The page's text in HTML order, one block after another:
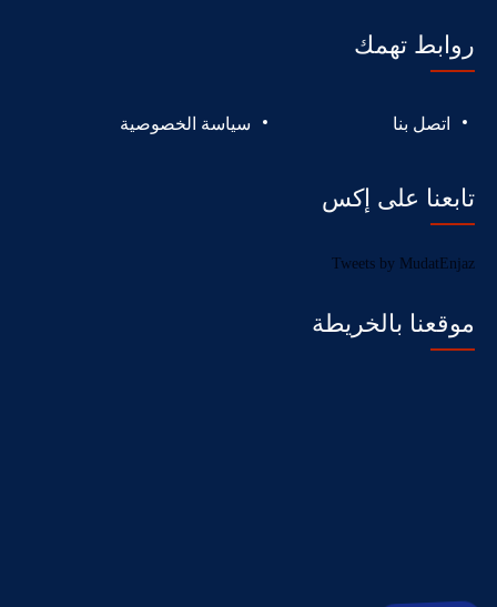
روابط تهمك
اتصل بنا سياسة الخصوصية
تابعنا على إكس
Tweets by MudatEnjaz
موقعنا بالخريطة